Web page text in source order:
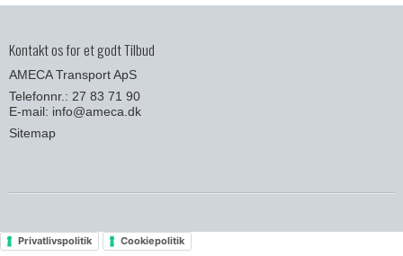
Kontakt os for et godt Tilbud
AMECA Transport ApS
Telefonnr.: 27 83 71 90
E-mail: info@ameca.dk
Sitemap
Privatlivspolitik Cookiepolitik